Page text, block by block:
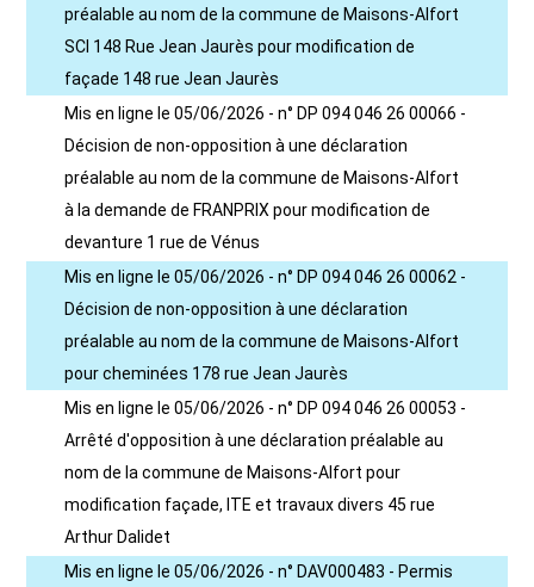
préalable au nom de la commune de Maisons-Alfort
SCI 148 Rue Jean Jaurès pour modification de
façade 148 rue Jean Jaurès
Mis en ligne le 05/06/2026 - n° DP 094 046 26 00066 -
Décision de non-opposition à une déclaration
préalable au nom de la commune de Maisons-Alfort
à la demande de FRANPRIX pour modification de
devanture 1 rue de Vénus
Mis en ligne le 05/06/2026 - n° DP 094 046 26 00062 -
Décision de non-opposition à une déclaration
préalable au nom de la commune de Maisons-Alfort
pour cheminées 178 rue Jean Jaurès
Mis en ligne le 05/06/2026 - n° DP 094 046 26 00053 -
Arrêté d'opposition à une déclaration préalable au
nom de la commune de Maisons-Alfort pour
modification façade, ITE et travaux divers 45 rue
Arthur Dalidet
Mis en ligne le 05/06/2026 - n° DAV000483 - Permis